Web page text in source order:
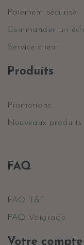
Paiement sécurisé
Commander un
Service client
Produits
Promotions
Nouveaux produits
FAQ
FAQ T&T
FAQ Vaigrage
Votre compte